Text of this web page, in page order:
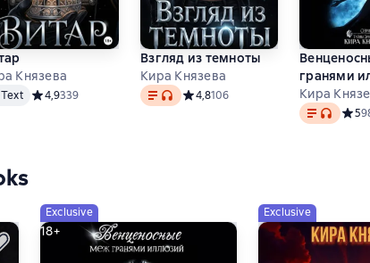
126 оценок
Князева
Text Средний рейтинг 4,9 на основе 339 оценок
4,9339
Взгляд из темноты
Кира Князева
Text, audio format available
Средний рейтинг 4,8 на основе 106
4,8106
гранями
Кира
Text, audio5
Exclusive
18+
Exclusive